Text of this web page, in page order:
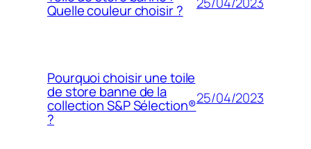
Quelle couleur choisir ?
Pourquoi choisir une toile
de store banne de la
collection S&P Sélection®
?
25/04/2023